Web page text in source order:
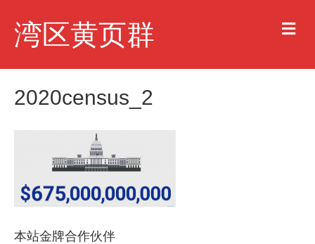
湾区黄页群 M
e
u
2020census_2
本站金牌合作伙伴